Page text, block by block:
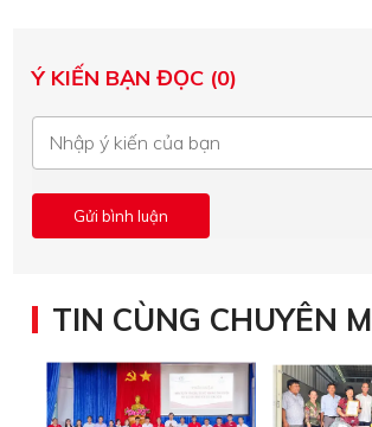
Ý KIẾN BẠN ĐỌC (0)
TIN CÙNG CHUYÊN